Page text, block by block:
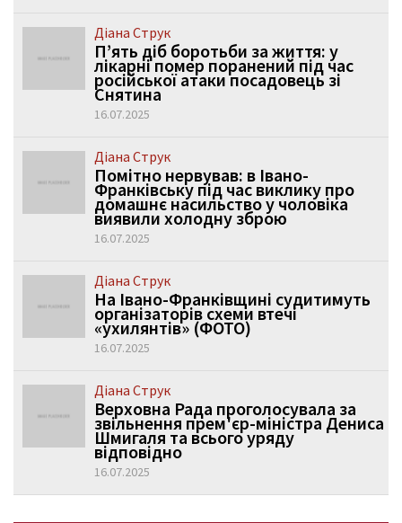
Діана Струк
П’ять діб боротьби за життя: у
лікарні помер поранений під час
російської атаки посадовець зі
Снятина
16.07.2025
Діана Струк
Помітно нервував: в Івано-
Франківську під час виклику про
домашнє насильство у чоловіка
виявили холодну зброю
16.07.2025
Діана Струк
На Івано-Франківщині судитимуть
організаторів схеми втечі
«ухилянтів» (ФОТО)
16.07.2025
Діана Струк
Верховна Рада проголосувала за
звільнення прем'єр-міністра Дениса
Шмигаля та всього уряду
відповідно
16.07.2025